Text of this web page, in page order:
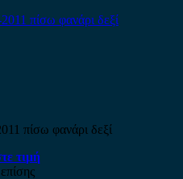
πίσω φανάρι δεξί
τιμή